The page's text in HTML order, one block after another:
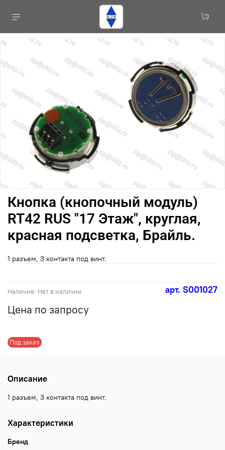
арт. S001027
Наличие: Нет в наличии
Под заказ
Кнопка (кнопочный модуль)
RT42 RUS "17 Этаж", круглая,
красная подсветка, Брайль.
Цена по запросу
1 разъем, 3 контакта под винт.
Описание
1 разъем, 3 контакта под винт.
Характеристики
Бренд